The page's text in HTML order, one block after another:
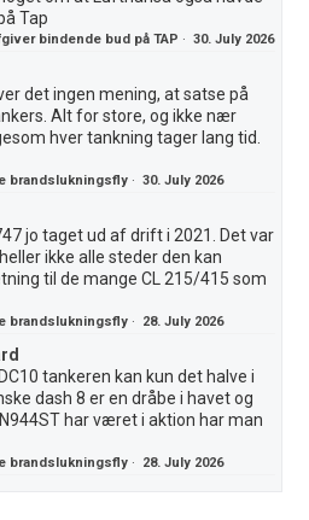
Tap
bindende bud på TAP ·30. July 2026
det ingen mening, at satse på
Alt for store, og ikke nær
hver tankning tager lang tid.
brandslukningsfly ·30. July 2026
jo taget ud af drift i 2021. Det var
ikke alle steder den kan
til de mange CL 215/415 som
brandslukningsfly · 28. July 2026
tankeren kan kun det halve i
dash 8 er en dråbe i havet og
har været i aktion har man
brandslukningsfly · 28. July 2026